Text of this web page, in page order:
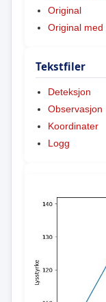
Original
Original
Tekstfiler
Deteksjon
Observasjon
Koordinater
Logg